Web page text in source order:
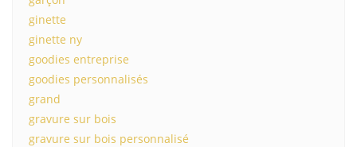
ginette
ginette ny
goodies entreprise
goodies personnalisés
grand
gravure sur bois
gravure sur bois personnalisé